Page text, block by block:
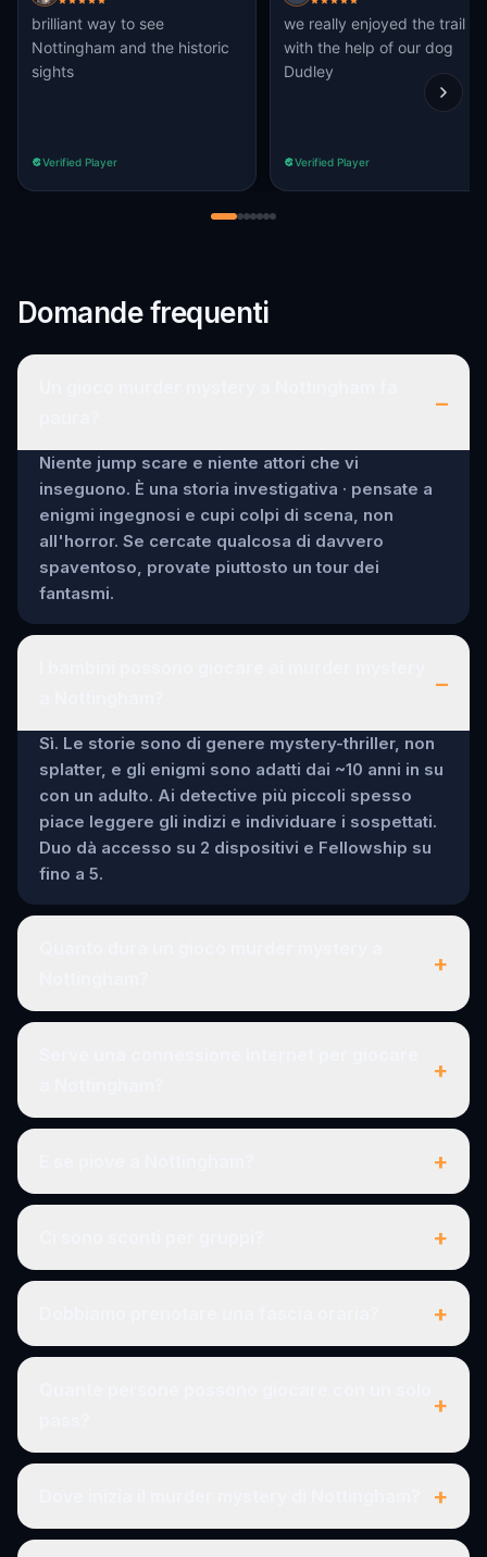
brilliant way to see
Nottingham and the historic
sights
Verified Player
we really enjoyed the trail
with the help of our dog
Dudley
Verified Player
Domande frequenti
–
Niente jump scare e niente attori che vi
inseguono. È una storia investigativa · pensate a
enigmi ingegnosi e cupi colpi di scena, non
all'horror. Se cercate qualcosa di davvero
spaventoso, provate piuttosto un tour dei
fantasmi.
–
Sì. Le storie sono di genere mystery-thriller, non
splatter, e gli enigmi sono adatti dai ~10 anni in su
con un adulto. Ai detective più piccoli spesso
piace leggere gli indizi e individuare i sospettati.
Duo dà accesso su 2 dispositivi e Fellowship su
fino a 5.
+
+
+
+
+
+
+